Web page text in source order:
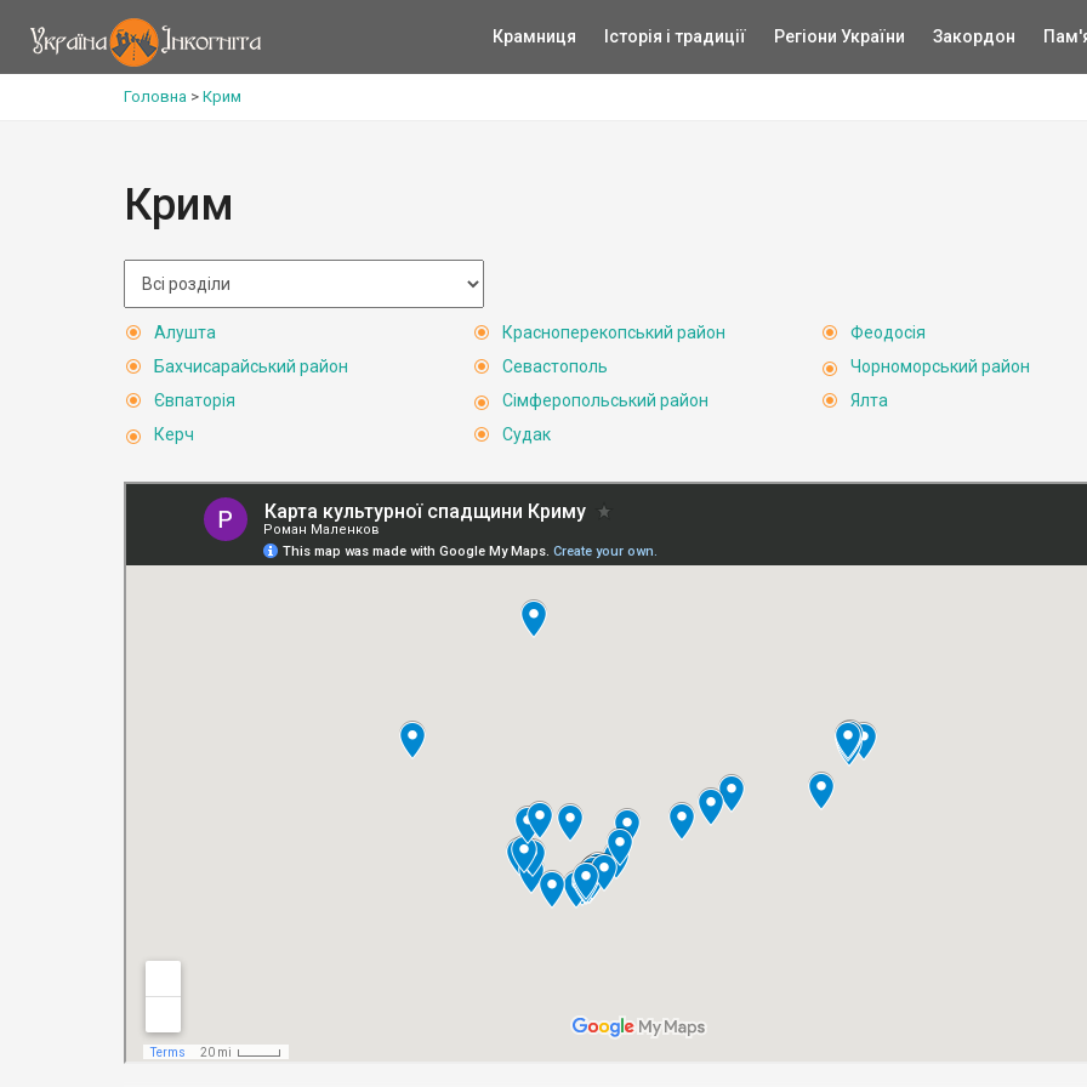
Крамниця Історія і традиції Регіони України Закордон
Головна > Крим
Крим
Алушта
Бахчисарайський район
Євпаторія
Керч
Красноперекопський район
Севастополь
Сімферопольський район
Судак
Феодосія
Чорноморський район
Ялта